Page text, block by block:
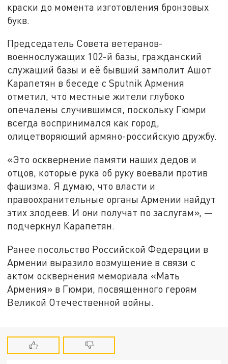
краски до момента изготовления бронзовых
букв.
Председатель Совета ветеранов-
военнослужащих 102-й базы, гражданский
служащий базы и её бывший замполит Ашот
Карапетян в беседе с Sputnik Армения
отметил, что местные жители глубоко
опечалены случившимся, поскольку Гюмри
всегда воспринимался как город,
олицетворяющий армяно-российскую дружбу.
«Это осквернение памяти наших дедов и
отцов, которые рука об руку воевали против
фашизма. Я думаю, что власти и
правоохранительные органы Армении найдут
этих злодеев. И они получат по заслугам», —
подчеркнул Карапетян.
Ранее посольство Российской Федерации в
Армении выразило возмущение в связи с
актом осквернения мемориала «Мать
Армения» в Гюмри, посвященного героям
Великой Отечественной войны.